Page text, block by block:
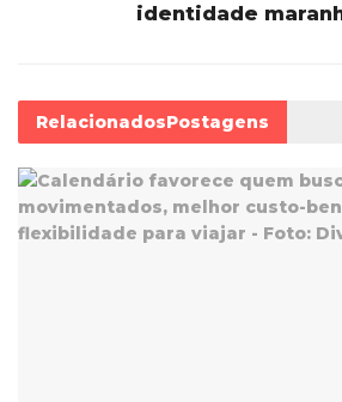
identidade
RelacionadosPostagens